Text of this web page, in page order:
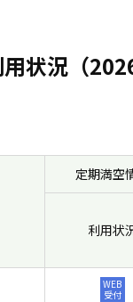
状況（
定期満空
利用状
WEB
受付